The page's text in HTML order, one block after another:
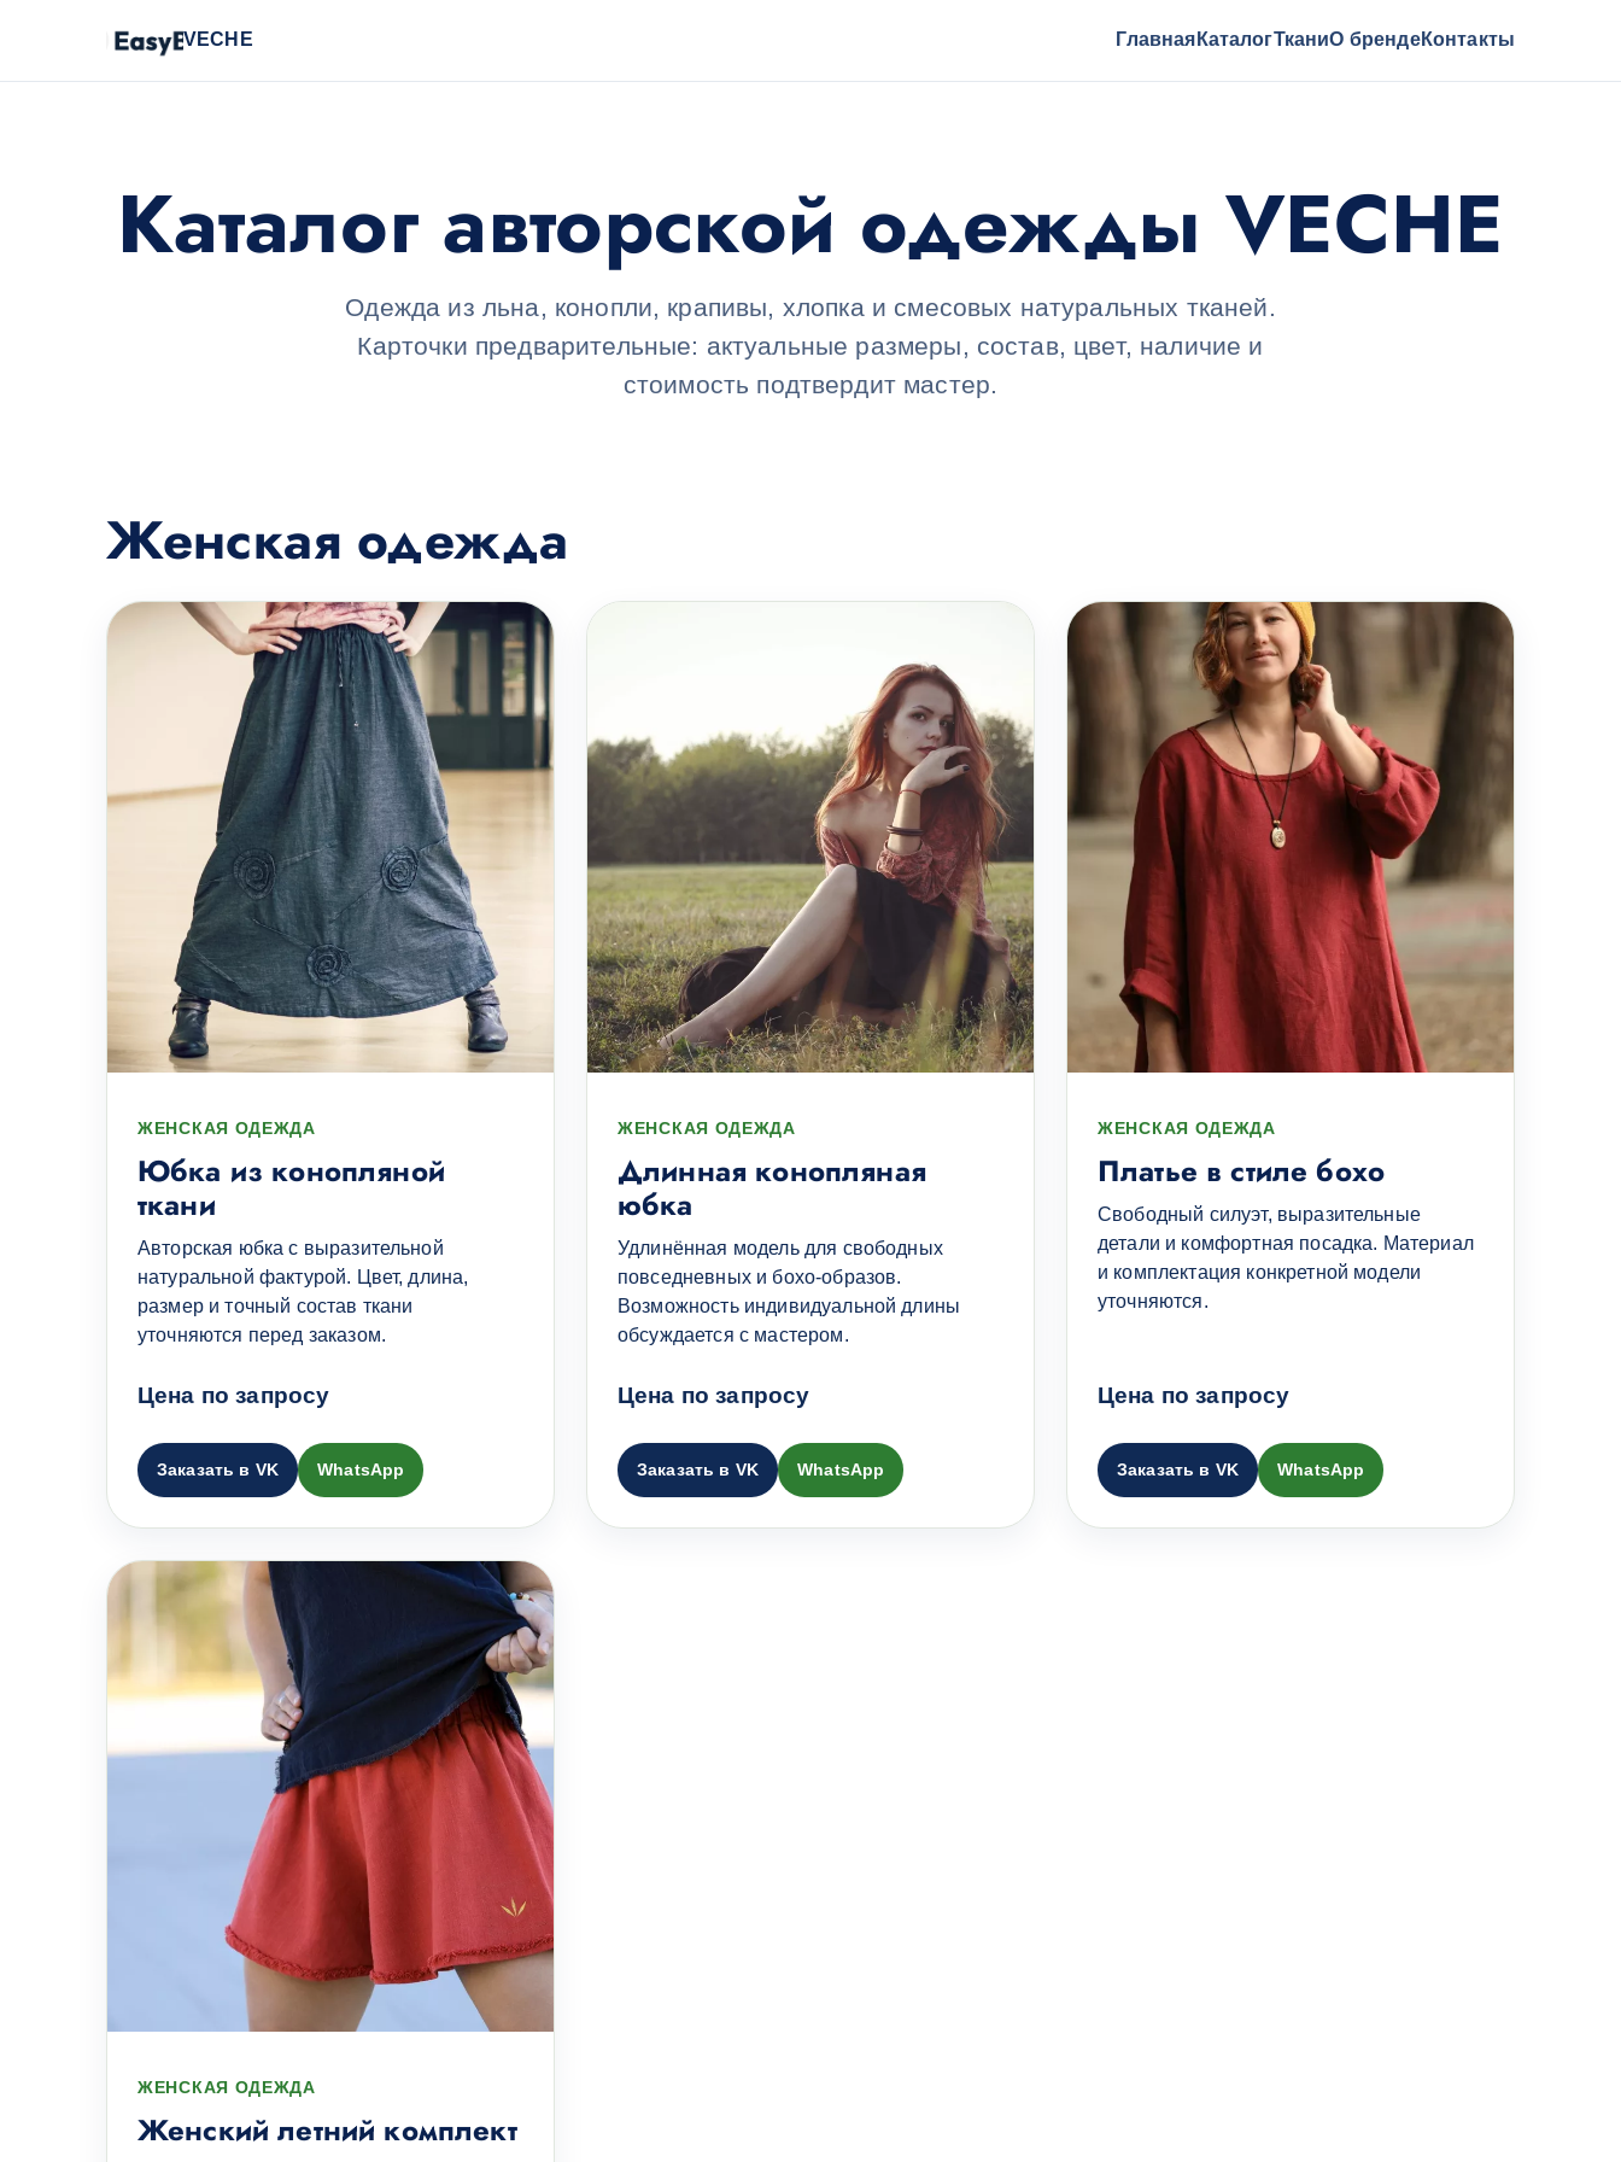
VECHE Главная КаталогТканиО брендеКонтакты
Каталог авторской одежды VECHE
Одежда из льна, конопли, крапивы, хлопка и смесовых натуральных тканей.
Карточки предварительные: актуальные размеры, состав, цвет, наличие и
стоимость подтвердит мастер.
Женская одежда
ЖЕНСКАЯ ОДЕЖДА
Юбка из конопляной
ткани
Авторская юбка с выразительной
натуральной фактурой. Цвет, длина,
размер и точный состав ткани
уточняются перед заказом.
Цена по запросу
Заказать в VK WhatsApp
ЖЕНСКАЯ ОДЕЖДА
Длинная конопляная
юбка
Удлинённая модель для свободных
повседневных и бохо-образов.
Возможность индивидуальной длины
обсуждается с мастером.
Цена по запросу
Заказать в VK WhatsApp
ЖЕНСКАЯ ОДЕЖДА
Платье в стиле бохо
Свободный силуэт, выразительные
детали и комфортная посадка. Материал
и комплектация конкретной модели
уточняются.
Цена по запросу
Заказать в VK WhatsApp
ЖЕНСКАЯ ОДЕЖДА
Женский летний комплект